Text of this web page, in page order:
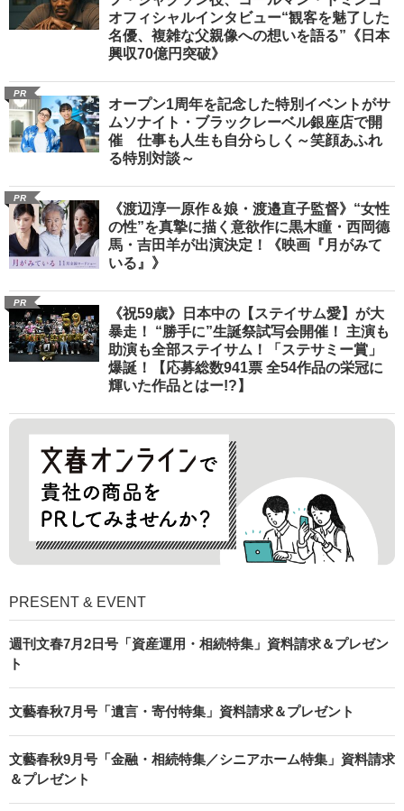
オフィシャルインタビュー“観客を魅了した
名優、複雑な父親像への想いを語る”《日本
興収70億円突破》
PR
オープン1周年を記念した特別イベントがサ
ムソナイト・ブラックレーベル銀座店で開
催 仕事も人生も自分らしく～笑顔あふれ
る特別対談～
PR
《渡辺淳一原作＆娘・渡邉直子監督》“女性
の性”を真摯に描く意欲作に黒木瞳・西岡德
馬・吉田羊が出演決定！《映画『月がみて
いる』》
PR
《祝59歳》日本中の【ステイサム愛】が大
暴走！ “勝手に”生誕祭試写会開催！ 主演も
助演も全部ステイサム！「ステサミー賞」
爆誕！【応募総数941票 全54作品の栄冠に
輝いた作品とはー!?】
PRESENT & EVENT
週刊文春7月2日号「資産運用・相続特集」資料請求＆プレゼン
ト
文藝春秋7月号「遺言・寄付特集」資料請求＆プレゼント
文藝春秋9月号「金融・相続特集／シニアホーム特集」資料請求
＆プレゼント